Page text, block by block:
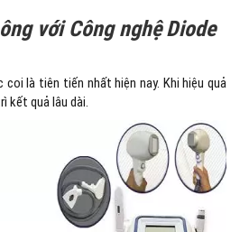
với Công nghệ Diode
là tiên tiến nhất hiện nay. Khi hiệu quả
kết quả lâu dài.